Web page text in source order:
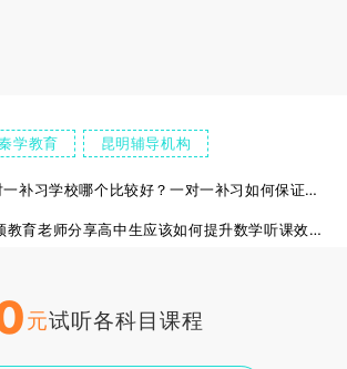
学教育 昆明辅导机构
西安一对一补习学校哪个比较好？一对一补习如何保证效果呢?
西安伊顿教育老师分享高中生应该如何提升数学听课效率？
元试听各科目课程